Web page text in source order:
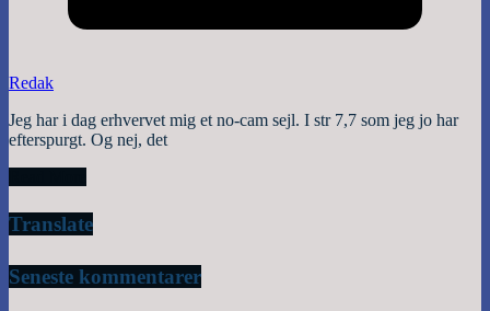
Redak
Jeg har i dag erhvervet mig et no-cam sejl. I str 7,7 som jeg jo har
efterspurgt. Og nej, det
Translate
Seneste kommentarer